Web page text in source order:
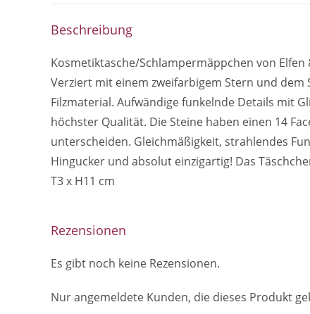
Beschreibung
Kosmetiktasche/Schlampermäppchen von
Verziert mit einem zweifarbigem Stern und dem
Filzmaterial. Aufwändige funkelnde Details mit
höchster Qualität. Die Steine haben einen 14
unterscheiden. Gleichmäßigkeit, strahlendes
Hingucker und absolut einzigartig! Das
T3 x H11 cm
Rezensionen
Es gibt noch keine Rezensionen.
Nur angemeldete Kunden, die dieses Produkt